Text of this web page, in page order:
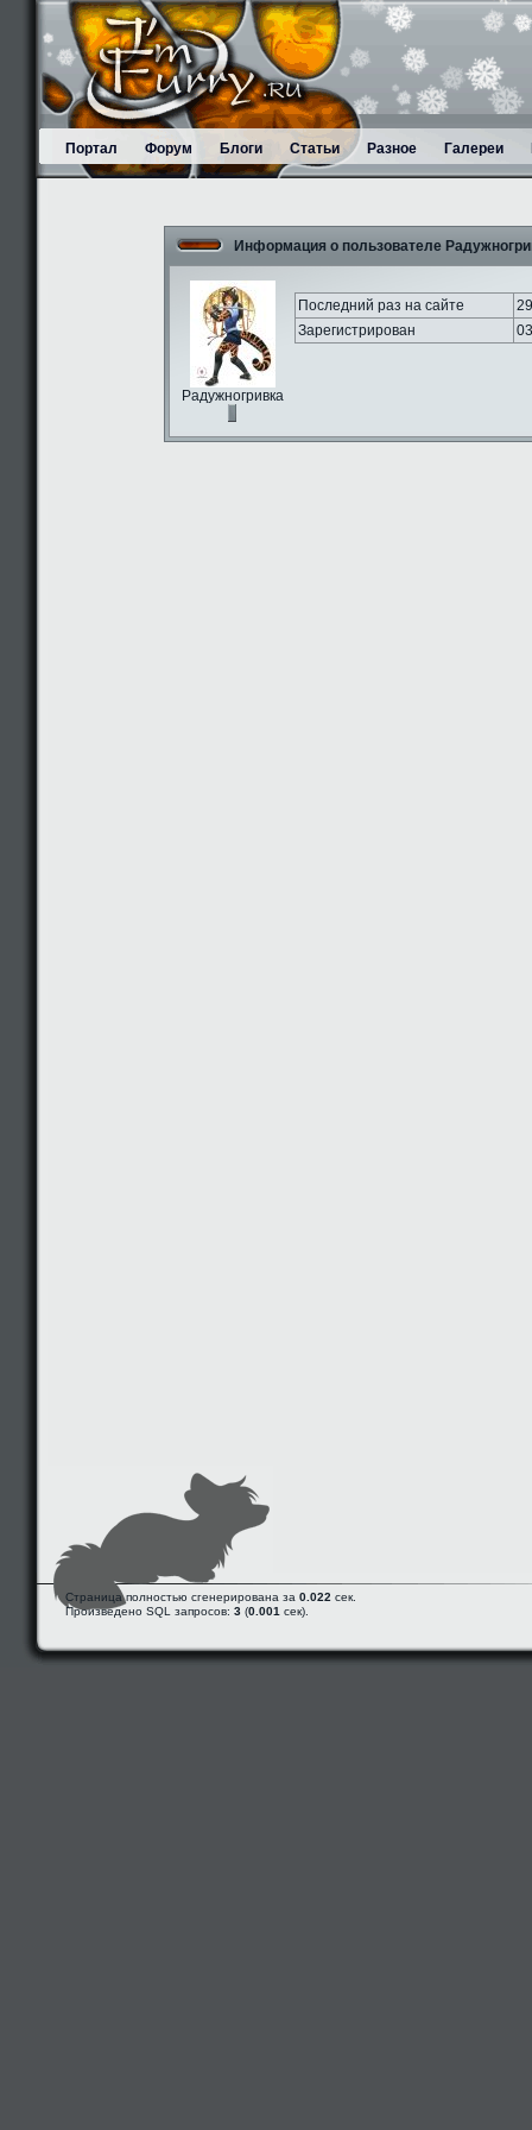
Портал Форум Блоги Статьи Разное Галереи
Информация о пользователе
Радужногривка
Последний раз на сайте
Зарегистрирован
Страница полностью сгенерирована за 0.022 сек.
Произведено SQL запросов: 3 (0.001 сек).